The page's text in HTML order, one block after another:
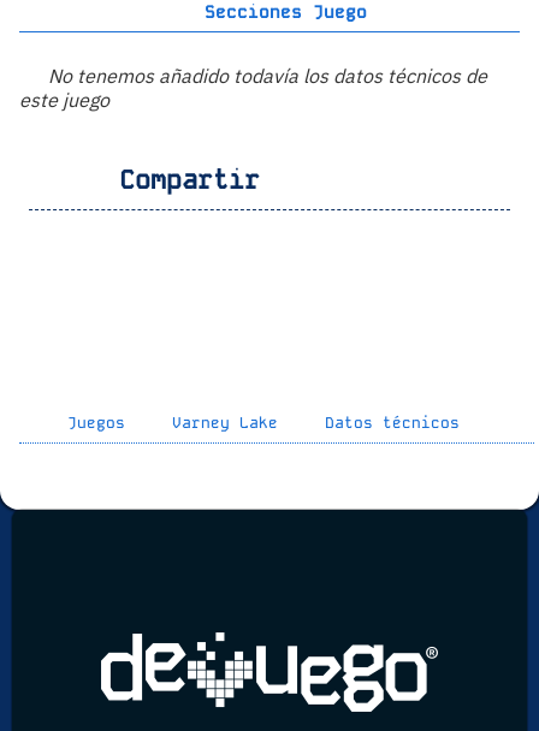
Secciones Juego
No tenemos añadido todavía los datos técnicos de
este juego
Compartir
Juegos Varney Lake Datos técnicos